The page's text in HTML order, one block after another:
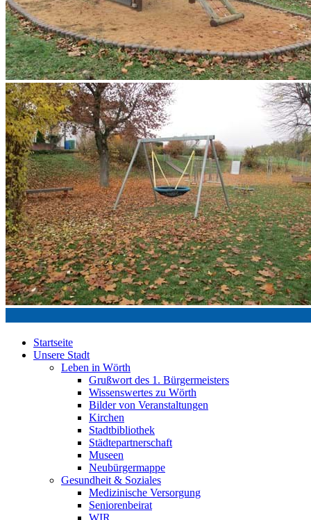
Startseite
Unsere Stadt
Leben in Wörth
Grußwort des 1. Bürgermeisters
Wissenswertes zu Wörth
Bilder von Veranstaltungen
Kirchen
Stadtbibliothek
Städtepartnerschaft
Museen
Neubürgermappe
Gesundheit & Soziales
Medizinische Versorgung
Seniorenbeirat
WIR